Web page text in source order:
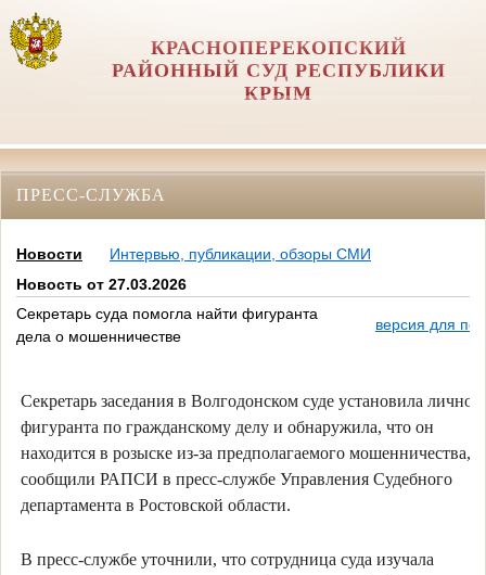
КРАСНОПЕРЕКОПСКИЙ
РАЙОННЫЙ СУД РЕСПУБЛИКИ
КРЫМ
ПРЕСС-СЛУЖБА
Новости
Интервью, публикации, обзоры СМИ
Новость от 27.03.2026
Секретарь суда помогла найти фигуранта
дела о мошенничестве
версия для
Секретарь заседания в Волгодонском суде установила
фигуранта по гражданскому делу и обнаружила, что он
находится в розыске из-за предполагаемого мошенничества,
сообщили РАПСИ в пресс-службе Управления Судебного
департамента в Ростовской области.
В пресс-службе уточнили, что сотрудница суда изучала